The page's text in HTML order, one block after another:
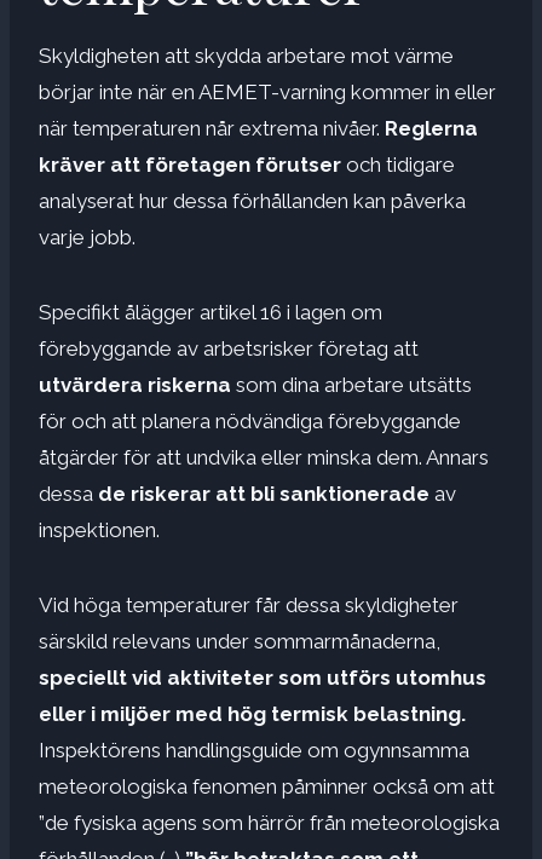
Skyldigheten att skydda arbetare mot värme
börjar inte när en AEMET-varning kommer in eller
när temperaturen når extrema nivåer. Reglerna
kräver att företagen förutser och tidigare
analyserat hur dessa förhållanden kan påverka
varje jobb.
Specifikt ålägger artikel 16 i lagen om
förebyggande av arbetsrisker företag att
utvärdera riskerna som dina arbetare utsätts
för och att planera nödvändiga förebyggande
åtgärder för att undvika eller minska dem. Annars
dessa de riskerar att bli sanktionerade av
inspektionen.
Vid höga temperaturer får dessa skyldigheter
särskild relevans under sommarmånaderna,
speciellt vid aktiviteter som utförs utomhus
eller i miljöer med hög termisk belastning.
Inspektörens handlingsguide om ogynnsamma
meteorologiska fenomen påminner också om att
”de fysiska agens som härrör från meteorologiska